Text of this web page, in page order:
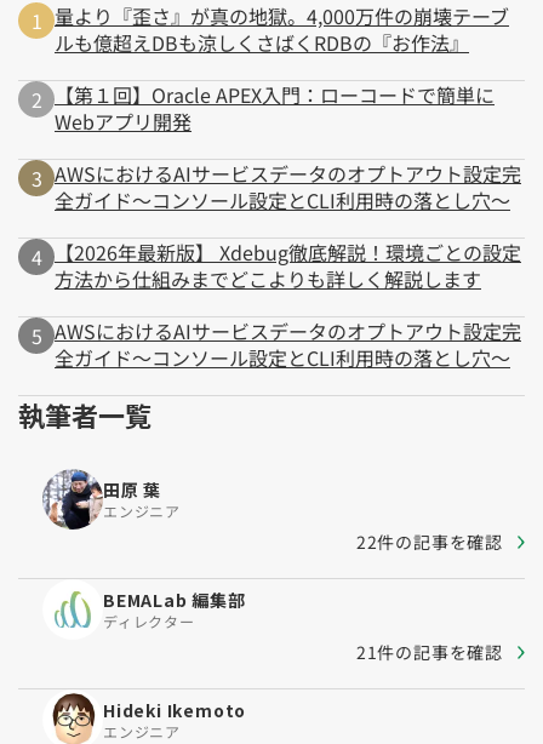
量より『歪さ』が真の地獄。4,000万件の崩壊テーブ
ルも億超えDBも涼しくさばくRDBの『お作法』
【第１回】Oracle APEX入門：ローコードで簡単に
Webアプリ開発
AWSにおけるAIサービスデータのオプトアウト設定完
全ガイド～コンソール設定とCLI利用時の落とし穴～
【2026年最新版】 Xdebug徹底解説！環境ごとの設定
方法から仕組みまでどこよりも詳しく解説します
AWSにおけるAIサービスデータのオプトアウト設定完
全ガイド～コンソール設定とCLI利用時の落とし穴～
執筆者一覧
田原 葉
エンジニア
22件の記事を確認
BEMALab 編集部
ディレクター
21件の記事を確認
Hideki Ikemoto
エンジニア